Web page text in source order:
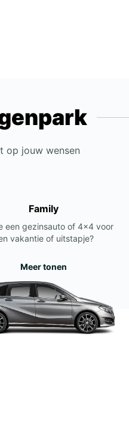
op jouw wensen
Family
een gezinsauto of 4x4 voor
vakantie of uitstapje?
Meer tonen